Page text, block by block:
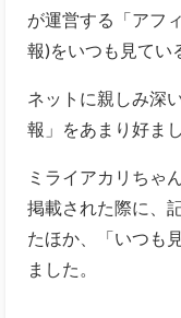
が運営する「アフ
報)をいつも見てい
ネットに親しみ深
報」をあまり好ま
ミライアカリちゃ
掲載された際に、
たほか、「いつも
ました。